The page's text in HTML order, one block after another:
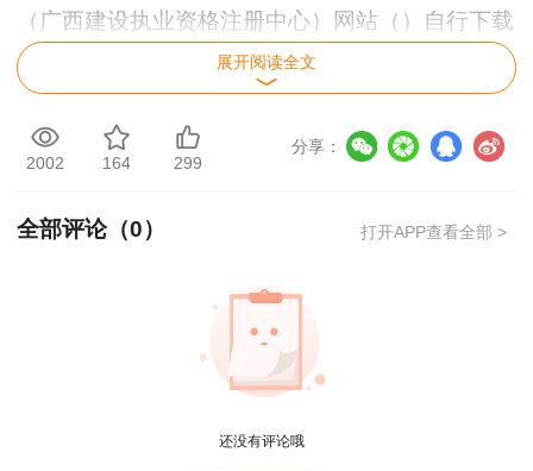
（广西建设执业资格注册中心）网站（）自行下载
打印、查询验证；用人单位可在线核验真伪。考试
成绩合格数据将同步推送到广西专业技术人员管理
平台（）和二级造价工程师注册管理部门，作为注
册核查依据。
附件：2020年度广西二级造价工程师职业资
广西壮族自治区住房和城乡建设厅
展开阅读全文
2002 164 299
分享：
全部评论（0） 打开APP查看全部 >
还没有评论哦
一如既往的好
王老师越来越年轻了